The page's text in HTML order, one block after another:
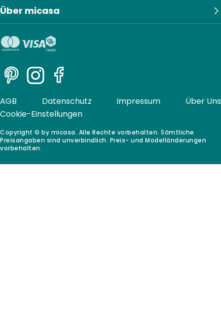
Über micasa
PinterestInstagramFacebook
Copyright © by micasa. Alle Rechte vorbehalten. Sämtliche
Preisangaben sind unverbindlich. Preis- und Modelländerungen
vorbehalten.
AGB Datenschutz Impressum
Über Uns
Cookie-Einstellungen